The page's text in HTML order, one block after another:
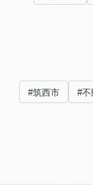
#筑西市 #不